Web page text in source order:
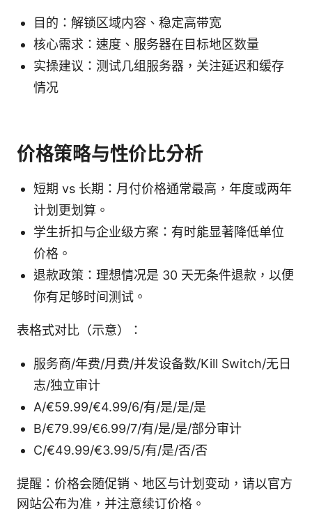
目的：解锁区域内容、稳定高带宽
核心需求：速度、服务器在目标地区数量
实操建议：测试几组服务器，关注延迟和缓存
情况
价格策略与性价比分析
短期 vs 长期：月付价格通常最高，年度或两年
计划更划算。
学生折扣与企业级方案：有时能显著降低单位
价格。
退款政策：理想情况是 30 天无条件退款，以便
你有足够时间测试。
表格式对比（示意）：
服务商/年费/月费/并发设备数/Kill Switch/无日
志/独立审计
A/€59.99/€4.99/6/有/是/是/是
B/€79.99/€6.99/7/有/是/是/部分审计
C/€49.99/€3.99/5/有/是/否/否
提醒：价格会随促销、地区与计划变动，请以官方
网站公布为准，并注意续订价格。